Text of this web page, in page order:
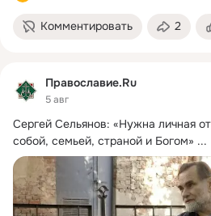
Комментировать 2
Православие.Ru
5 авг
Сергей Сельянов: «Нужна личная
собой, семьей, страной и Богом» ...